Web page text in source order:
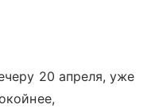
20 апреля, уже